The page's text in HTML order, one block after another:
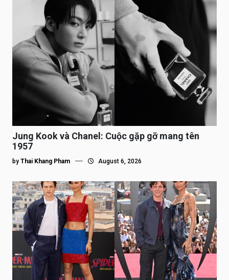
Jung Kook và Chanel: Cuộc gặp gỡ mang tên
1957
by Thai Khang Pham August 6, 2026